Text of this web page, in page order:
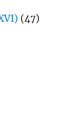
(47)